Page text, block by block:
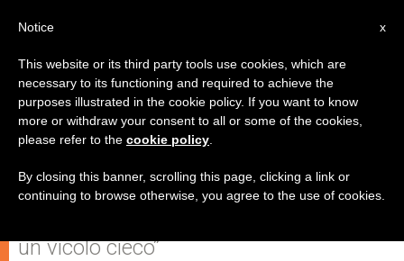
L'incerto futuro dei cristiani di
Siria
un vicolo cieco”
x
Notice
This website or its third party tools use cookies, which are
necessary to its functioning and required to achieve the
purposes illustrated in the cookie policy. If you want to know
more or withdraw your consent to all or some of the cookies,
please refer to the cookie policy
By closing this banner, scrolling this page, clicking a link or
continuing to browse otherwise, you agree to the use of cookies.